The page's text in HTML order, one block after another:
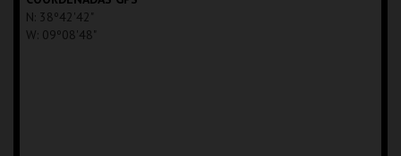
N: 38º42'42"
W: 09º08'48"